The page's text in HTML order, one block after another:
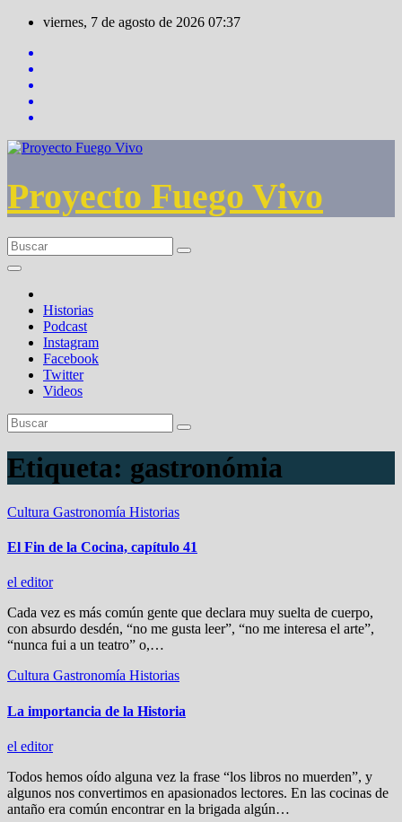
Saltar
contenido
viernes, 7 de agosto de 2026 07:37
Proyecto Fuego Vivo
Historias
Podcast
Instagram
Facebook
Twitter
Videos
Etiqueta: gastronómia
Cultura Gastronomía Historias
El Fin de la Cocina, capítulo 41
el editor
Cada vez es más común gente que declara muy suelta de cuerpo,
con absurdo desdén, “no me gusta leer”, “no me interesa el arte”,
“nunca fui a un teatro” o,…
Cultura Gastronomía Historias
La importancia de la Historia
el editor
Todos hemos oído alguna vez la frase “los libros no muerden”, y
algunos nos convertimos en apasionados lectores. En las cocinas de
antaño era común encontrar en la brigada algún…